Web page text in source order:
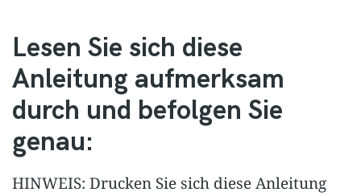
Lesen Sie sich diese
Anleitung aufmerksam
durch und befolgen Sie
genau:
HINWEIS: Drucken Sie sich diese Anleitung